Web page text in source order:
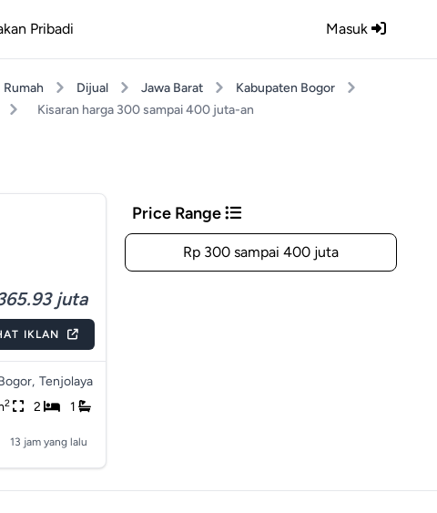
Masuk
Pribadi
Rumah Dijual Jawa Barat
Kabupaten Bogor
Kisaran harga 300 sampai 400 juta-an
juta
IKLAN
Tenjolaya
2 2 1
13 jam yang lalu
Price Range
Rp 300 sampai 400 juta